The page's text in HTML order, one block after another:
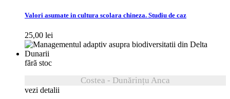
Valori asumate in cultura scolara chineza. Studiu de caz
25,00 lei
fără stoc
Costea - Dunărințu Anca
vezi detalii